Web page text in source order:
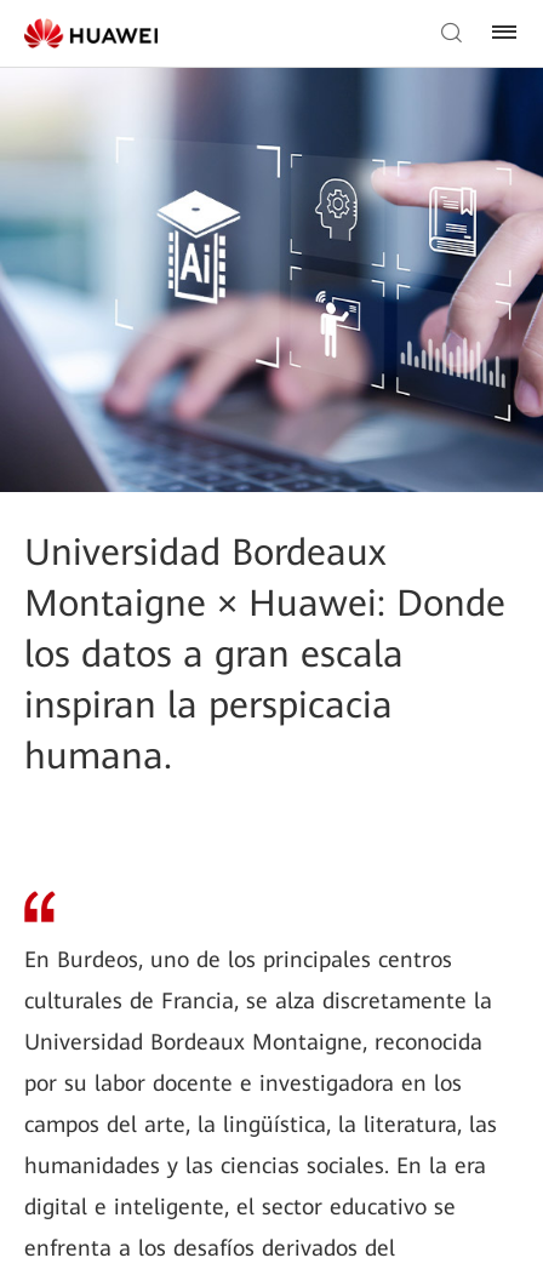
Universidad Bordeaux
Montaigne × Huawei: Donde
los datos a gran escala
inspiran la perspicacia
humana.
En Burdeos, uno de los principales centros
culturales de Francia, se alza discretamente la
Universidad Bordeaux Montaigne, reconocida
por su labor docente e investigadora en los
campos del arte, la lingüística, la literatura, las
humanidades y las ciencias sociales. En la era
digital e inteligente, el sector educativo se
enfrenta a los desafíos derivados del